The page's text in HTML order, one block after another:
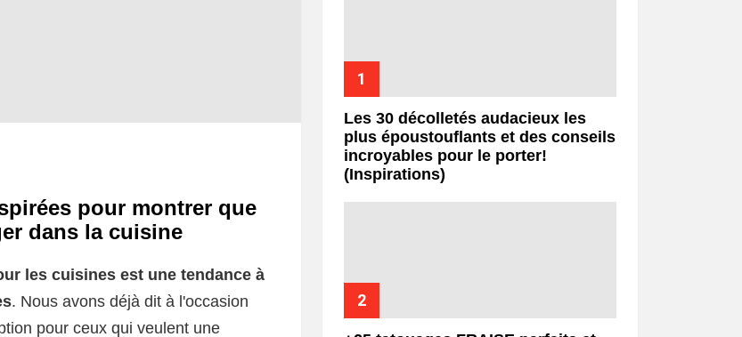
pour montrer que
dans la cuisine
les cuisines est une tendance à
. Nous avons déjà dit à l'occasion
pour ceux qui veulent une
Les 30 décolletés audacieux les
plus époustouflants et des conseils
incroyables pour le porter!
(Inspirations)